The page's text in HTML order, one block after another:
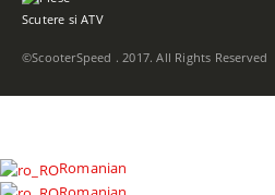
©ScooterSpeed . 2017. All Rights Reserved
Romanian